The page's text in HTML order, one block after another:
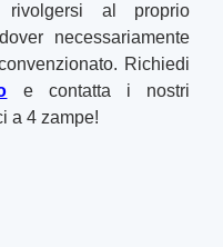
al proprio
necessariamente
Richiedi
e contatta i nostri
a 4 zampe!